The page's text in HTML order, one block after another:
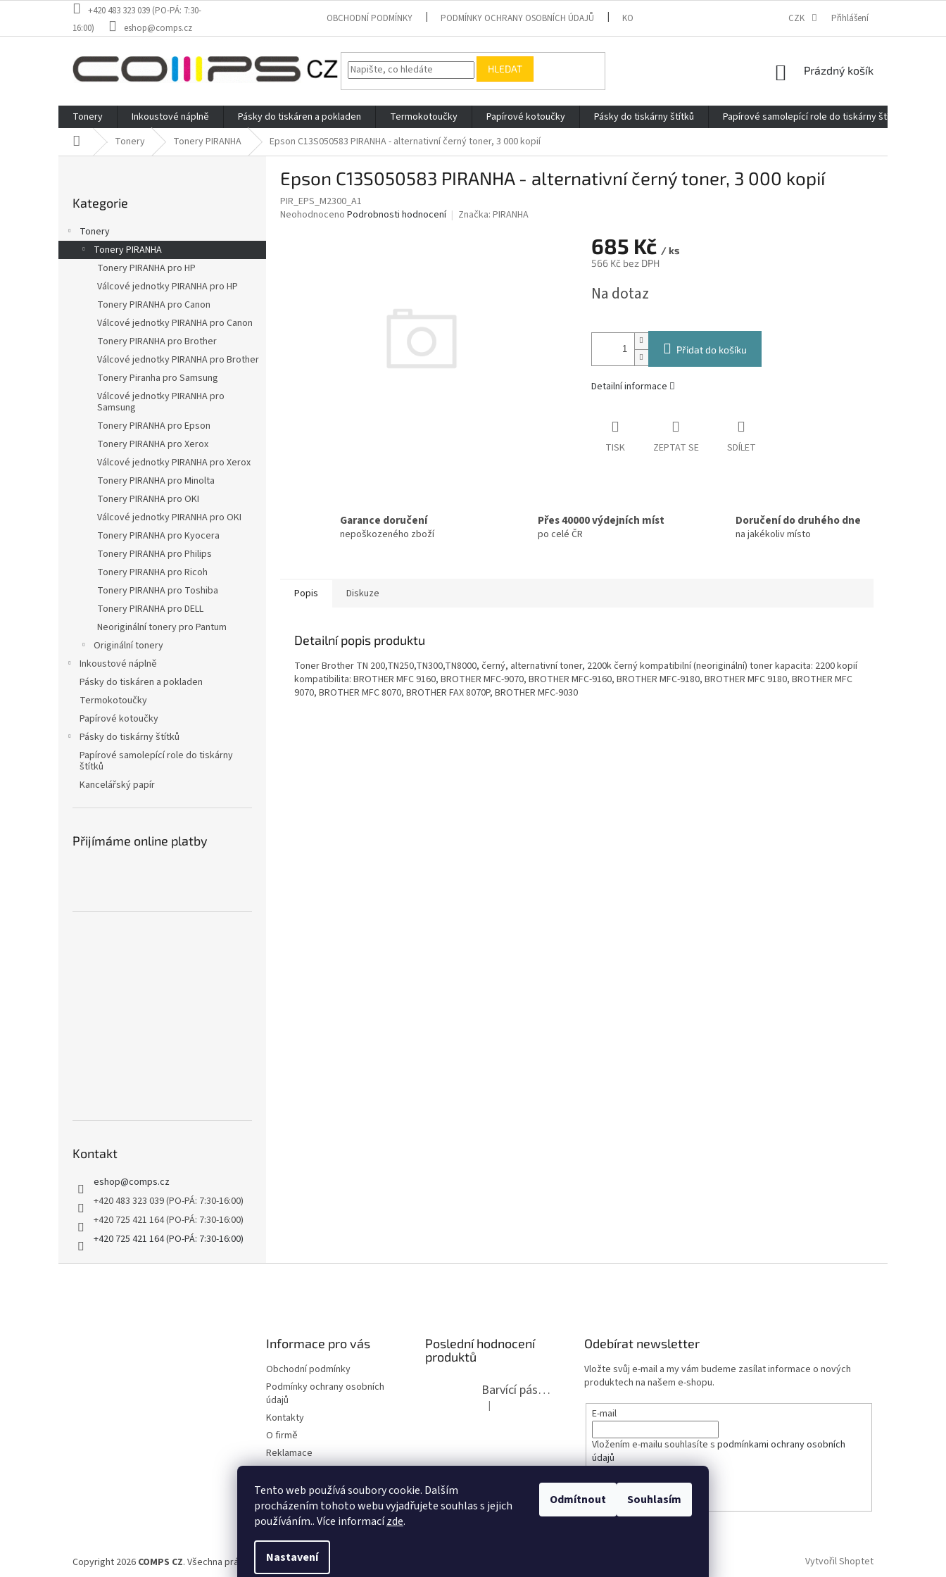
Tento web používá soubory cookie. Dalším
procházením tohoto webu vyjadřujete souhlas s jejich
používáním.. Více informacízde.
Nastavení
Odmítnout Souhlasím
obsah
+420 483 323 039 (PO-PÁ: 7:30-
16:00)
eshop@comps.cz
OBCHODNÍ PODMÍNKY PODMÍNKY OCHRANY OSOBNÍCH ÚDAJŮ KONTAKTY REKLAMACE ELEKTROMOBILITA 2020
CZK Přihlášení
HLEDAT
NÁKUPNÍ
Prázdný košík
Tonery Inkoustové náplně Pásky do tiskáren a pokladen Termokotoučky Papírové kotoučky Pásky do tiskárny štítků Papírové samolepící role do tiskárny štítků
Domů Tonery Tonery PIRANHA Epson C13S050583 PIRANHA - alternativní černý toner, 3 000 kopií
a
n
kategorie
Kategorie
Tonery
Tonery PIRANHA
Tonery PIRANHA pro HP
Válcové jednotky PIRANHA pro HP
Tonery PIRANHA pro Canon
Válcové jednotky PIRANHA pro Canon
Tonery PIRANHA pro Brother
Válcové jednotky PIRANHA pro Brother
Tonery Piranha pro Samsung
Válcové jednotky PIRANHA pro
Samsung
Tonery PIRANHA pro Epson
Tonery PIRANHA pro Xerox
Válcové jednotky PIRANHA pro Xerox
Tonery PIRANHA pro Minolta
Tonery PIRANHA pro OKI
Válcové jednotky PIRANHA pro OKI
Tonery PIRANHA pro Kyocera
Tonery PIRANHA pro Philips
Tonery PIRANHA pro Ricoh
Tonery PIRANHA pro Toshiba
Tonery PIRANHA pro DELL
Neoriginální tonery pro Pantum
Originální tonery
Inkoustové náplně
Pásky do tiskáren a pokladen
Termokotoučky
Papírové kotoučky
Pásky do tiskárny štítků
Papírové samolepící role do tiskárny
štítků
Kancelářský papír
Přijímáme online platby
Kontakt
eshop@comps.cz
+420 483 323 039 (PO-PÁ: 7:30-16:00)
+420 725 421 164 (PO-PÁ: 7:30-16:00)
+420 725 421 164 (PO-PÁ: 7:30-16:00)
Epson C13S050583 PIRANHA - alternativní černý toner, 3 000 kopií
PIR_EPS_M2300_A1
Průměrné
Neohodnoceno Podrobnosti hodnocení Značka: PIRANHA
685 Kč / ks
566 Kč bez DPH
cena:
Na dotaz
Přidat do košíku
Detailní informace
TISK ZEPTAT SE SDÍLET
Garance doručení
nepoškozeného zboží
Přes 40000 výdejních míst
po celé ČR
Doručení do druhého dne
na jakékoliv místo
Popis Diskuze
Detailní popis produktu
Toner Brother TN 200,TN250,TN300,TN8000, černý, alternativní toner, 2200k černý kompatibilní (neoriginální) toner kapacita: 2200 kopií
kompatibilita: BROTHER MFC 9160, BROTHER MFC-9070, BROTHER MFC-9160, BROTHER MFC-9180, BROTHER MFC 9180, BROTHER MFC
9070, BROTHER MFC 8070, BROTHER FAX 8070P, BROTHER MFC-9030
Informace pro vás
Obchodní podmínky
Podmínky ochrany osobních
údajů
Kontakty
O firmě
Reklamace
Elektromobilita 2020
Certifikáty
Možnosti dopravy
Poslední hodnocení
produktů
Barvící páska pro psací stroje DIN 1, DIN 13/10, LAND, PA červenočerná
Hodnocení produktu je 5 z 5 hvězdiček.
|
Odebírat newsletter
Vložte svůj e-mail a my vám budeme zasílat informace o nových
produktech na našem e-shopu.
E-mail
Vložením e-mailu souhlasíte spodmínkami ochrany osobních
údajů
Vytvořil Shoptet
Copyright 2026 COMPS CZ. Všechna práva vyhrazena.